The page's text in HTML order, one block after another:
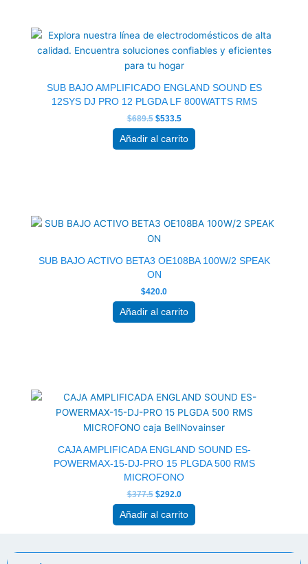
SUB BAJO AMPLIFICADO ENGLAND SOUND ES
12SYS DJ PRO 12 PLGDA LF 800WATTS RMS
$689.5
original
era:
$689.5.
$533.5
actual
es:
$533.5.
Añadir al carrito
SUB BAJO ACTIVO BETA3 OE108BA 100W/2 SPEAK
ON
$420.0
Añadir al carrito
CAJA AMPLIFICADA ENGLAND SOUND ES-
POWERMAX-15-DJ-PRO 15 PLGDA 500 RMS
MICROFONO
$377.5
original
era:
$377.5.
$292.0
actual
es:
$292.0.
Añadir al carrito